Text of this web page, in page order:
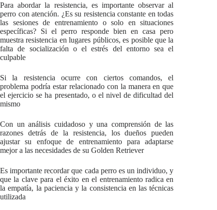
Para abordar la resistencia, es importante observar al
perro con atención. ¿Es su resistencia constante en todas
las sesiones de entrenamiento o solo en situaciones
específicas? Si el perro responde bien en casa pero
muestra resistencia en lugares públicos, es posible que la
falta de socialización o el estrés del entorno sea el
culpable
Si la resistencia ocurre con ciertos comandos, el
problema podría estar relacionado con la manera en que
el ejercicio se ha presentado, o el nivel de dificultad del
mismo
Con un análisis cuidadoso y una comprensión de las
razones detrás de la resistencia, los dueños pueden
ajustar su enfoque de entrenamiento para adaptarse
mejor a las necesidades de su Golden Retriever
Es importante recordar que cada perro es un individuo, y
que la clave para el éxito en el entrenamiento radica en
la empatía, la paciencia y la consistencia en las técnicas
utilizada